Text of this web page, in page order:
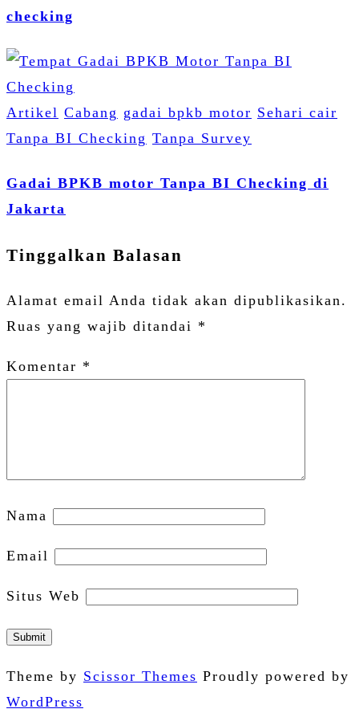
checking
Artikel Cabang gadai bpkb motor Sehari cair
Tanpa BI Checking Tanpa Survey
Gadai BPKB motor Tanpa BI Checking di
Jakarta
Tinggalkan Balasan
Alamat email Anda tidak akan dipublikasikan.
Ruas yang wajib ditandai *
Komentar *
Nama
Email
Situs Web
Theme by Scissor Themes Proudly powered by
WordPress